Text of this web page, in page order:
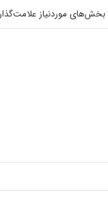
بخش‌های موردنیاز